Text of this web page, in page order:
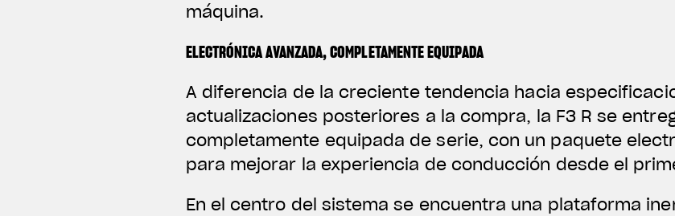
máquina.
ELECTRÓNICA AVANZADA, COMPLETAMENTE EQUIPADA
A diferencia de la creciente tendencia hacia
actualizaciones posteriores a la compra, la F3 R se
completamente equipada de serie, con un paquete
para mejorar la experiencia de conducción desde el
En el centro del sistema se encuentra una plataforma